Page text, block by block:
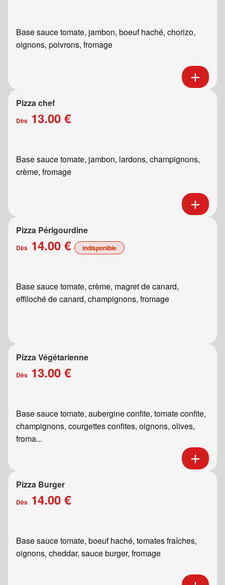
Base sauce tomate, jambon, boeuf haché, chorizo,
oignons, poivrons, fromage
Pizza chef
Dès 13.00 €
Base sauce tomate, jambon, lardons, champignons,
crème, fromage
Pizza Périgourdine
Dès 14.00 € indisponible
Base sauce tomate, crème, magret de canard,
effiloché de canard, champignons, fromage
Pizza Végétarienne
Dès 13.00 €
Base sauce tomate, aubergine confite, tomate confite,
champignons, courgettes confites, oignons, olives,
froma...
Pizza Burger
Dès 14.00 €
Base sauce tomate, boeuf haché, tomates fraîches,
oignons, cheddar, sauce burger, fromage